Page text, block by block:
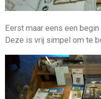
Eerst maar eens een
Deze is vrij simpel om te